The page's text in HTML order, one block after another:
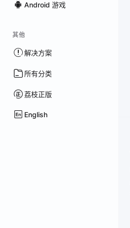
Android 游戏
其他
解决方案
所有分类
荔枝正版
English